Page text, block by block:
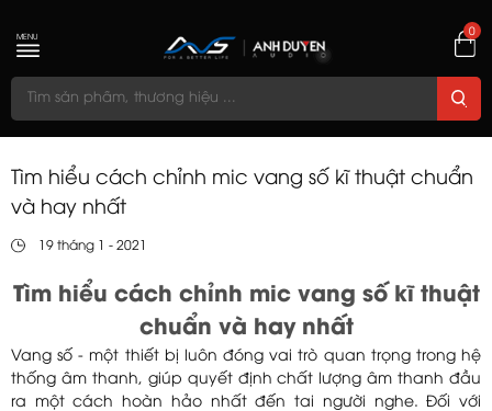
0
MENU
Tìm hiểu cách chỉnh mic vang số kĩ thuật chuẩn
và hay nhất
19 tháng 1 - 2021
Tìm hiểu cách chỉnh mic vang số kĩ thuật
chuẩn và hay nhất
Vang số - một thiết bị luôn đóng vai trò quan trọng trong hệ
thống âm thanh, giúp quyết định chất lượng âm thanh đầu
ra một cách hoàn hảo nhất đến tai người nghe. Đối với